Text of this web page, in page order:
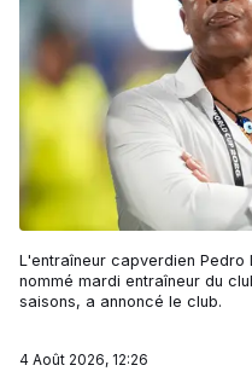
L'entraîneur capverdien Pedro
nommé mardi entraîneur du
saisons, a annoncé le club.
4 Août 2026, 12:26